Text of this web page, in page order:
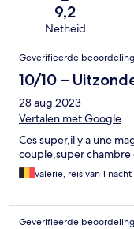
9,2
Netheid
Beoordelingen
Geverifieerde beoordeling
10/10 –
28 aug 2023
Vertalen met Google
Ces super,il y a une
couple,super
valerie, reis van 1 nacht
Geverifieerde beoordeling